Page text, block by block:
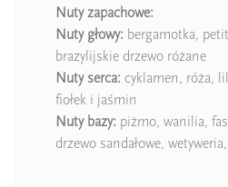
Nuty zapachowe:
Nuty głowy: bergamotka,
brazylijskie drzewo różane
Nuty serca: cyklamen, róża,
fiołek i jaśmin
Nuty bazy: piżmo, wanilia,
drzewo sandałowe,